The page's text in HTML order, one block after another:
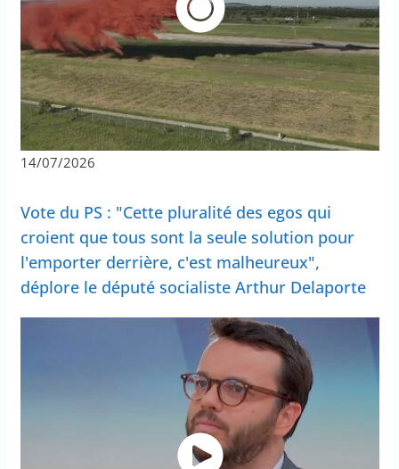
14/07/2026
Vote du PS : "Cette pluralité des egos qui
croient que tous sont la seule solution pour
l'emporter derrière, c'est malheureux",
déplore le député socialiste Arthur Delaporte